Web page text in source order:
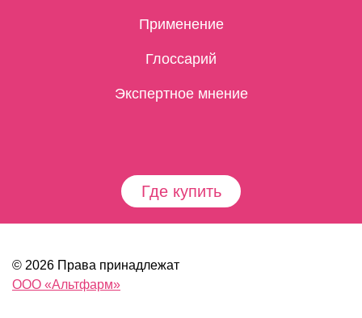
Применение
Глоссарий
Экспертное мнение
Где купить
© 2026 Права принадлежат
ООО «Альтфарм»